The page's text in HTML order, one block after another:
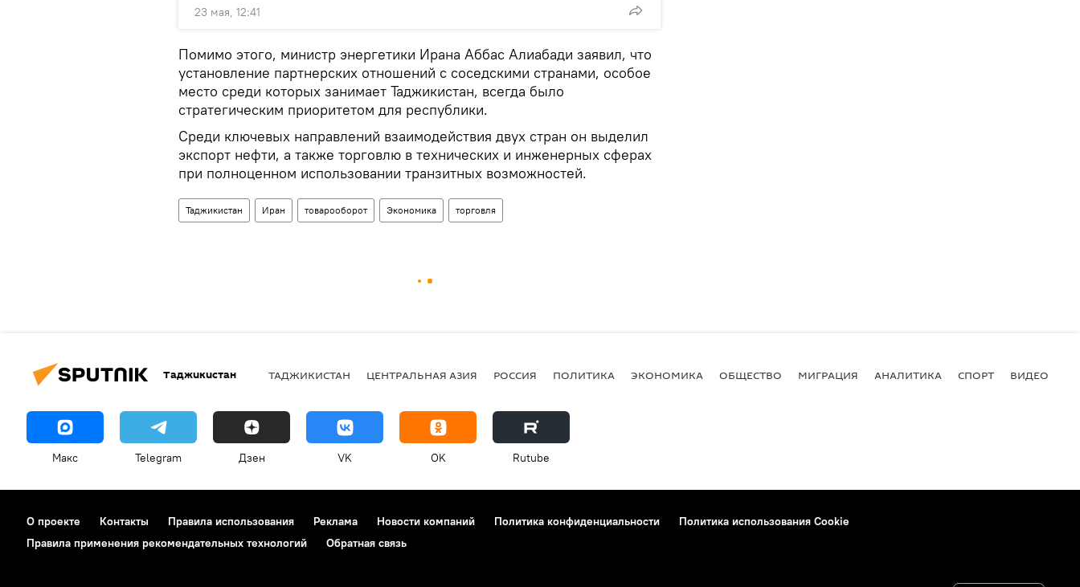
23 мая, 12:41
Помимо этого, министр энергетики Ирана Аббас Алиабади заявил, что
установление партнерских отношений с соседскими странами, особое
место среди которых занимает Таджикистан, всегда было
стратегическим приоритетом для республики.
Среди ключевых направлений взаимодействия двух стран он выделил
экспорт нефти, а также торговлю в технических и инженерных сферах
при полноценном использовании транзитных возможностей.
Таджикистан Иран товарооборот Экономика торговля
Таджикистан ТАДЖИКИСТАН ЦЕНТРАЛЬНАЯ АЗИЯ РОССИЯ ПОЛИТИКА ЭКОНОМИКА ОБЩЕСТВО МИГРАЦИЯ АНАЛИТИКА СПОРТ ВИДЕО
Макс Telegram Дзен VK OK Rutube
О проекте Контакты Правила использования Реклама Новости компаний Политика конфиденциальности
Политика использования Cookie
Правила применения рекомендательных технологий
Обратная связь